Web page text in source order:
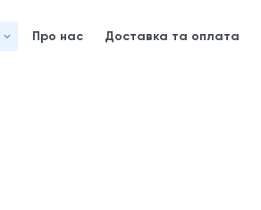
Про нас Доставка та оплата